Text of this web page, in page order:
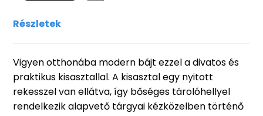
Részletek
Vigyen otthonába modern bájt ezzel a divatos és
praktikus kisasztallal. A kisasztal egy nyitott
rekesszel van ellátva, így bőséges tárolóhellyel
rendelkezik alapvető tárgyai kézközelben történő